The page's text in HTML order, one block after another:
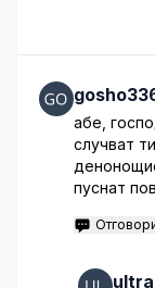
абе,
случват
пуснат